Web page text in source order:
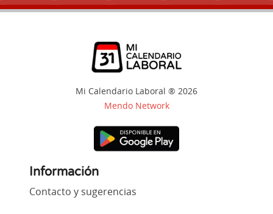
Mi Calendario Laboral ® 2026
Mendo Network
Información
Contacto y sugerencias